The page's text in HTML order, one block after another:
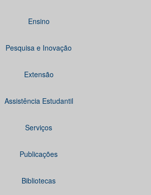
Ensino
Pesquisa e Inovação
Extensão
Assistência Estudantil
Serviços
Publicações
Bibliotecas